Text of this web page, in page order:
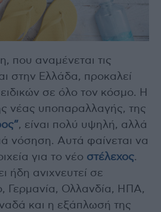
που αναμένεται τις
στην Ελλάδα, προκαλεί
σε όλο τον κόσμο. Η
νέας υποπαραλλαγής, της
, είναι πολύ υψηλή, αλλά
νόσηση. Αυτά φαίνεται να
για το νέο στέλεχος.
ήδη ανιχνευτεί σε
Γερμανία, Ολλανδία, ΗΠΑ,
και η εξάπλωσή της